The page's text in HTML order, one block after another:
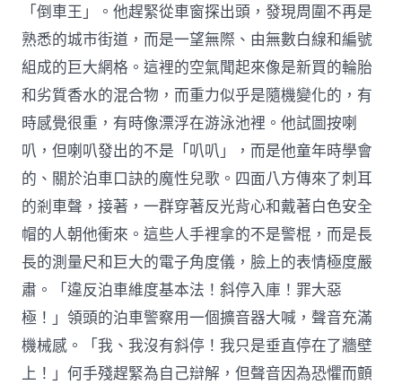
「倒車王」。他趕緊從車窗探出頭，發現周圍不再是
熟悉的城市街道，而是一望無際、由無數白線和編號
組成的巨大網格。這裡的空氣聞起來像是新買的輪胎
和劣質香水的混合物，而重力似乎是隨機變化的，有
時感覺很重，有時像漂浮在游泳池裡。他試圖按喇
叭，但喇叭發出的不是「叭叭」，而是他童年時學會
的、關於泊車口訣的魔性兒歌。四面八方傳來了刺耳
的剎車聲，接著，一群穿著反光背心和戴著白色安全
帽的人朝他衝來。這些人手裡拿的不是警棍，而是長
長的測量尺和巨大的電子角度儀，臉上的表情極度嚴
肅。「違反泊車維度基本法！斜停入庫！罪大惡
極！」領頭的泊車警察用一個擴音器大喊，聲音充滿
機械感。「我、我沒有斜停！我只是垂直停在了牆壁
上！」何手殘趕緊為自己辯解，但聲音因為恐懼而顫